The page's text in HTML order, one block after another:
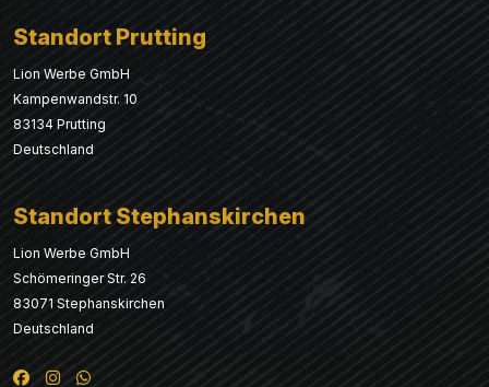
Standort Prutting
Lion Werbe GmbH
Kampenwandstr. 10
83134 Prutting
Deutschland
Standort Stephanskirchen
Lion Werbe GmbH
Schömeringer Str. 26
83071 Stephanskirchen
Deutschland